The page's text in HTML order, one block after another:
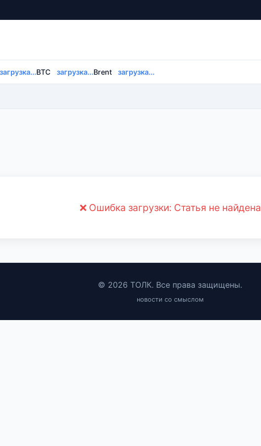
загрузка...BTC загрузка...Brent загрузка...
❌ Ошибка загрузки: Статья не найдена
© 2026 ТОЛК. Все права защищены.
новости со смыслом